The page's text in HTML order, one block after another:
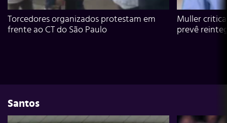
Torcedores organizados protestam em
frente ao CT do São Paulo
Muller
prevê
Santos